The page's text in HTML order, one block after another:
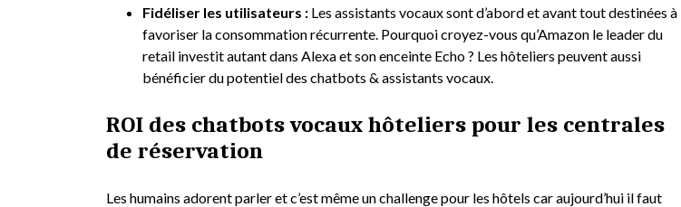
Fidéliser les utilisateurs : Les assistants vocaux sont d’abord et avant tout destinées à
favoriser la consommation récurrente. Pourquoi croyez-vous qu’Amazon le leader du
retail investit autant dans Alexa et son enceinte Echo ? Les hôteliers peuvent aussi
bénéficier du potentiel des chatbots & assistants vocaux.
ROI des chatbots vocaux hôteliers pour les centrales
de réservation
Les humains adorent parler et c’est même un challenge pour les hôtels car aujourd’hui il faut